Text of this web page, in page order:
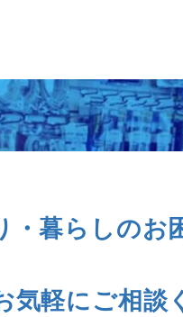
・暮らしのお
気軽にご相談